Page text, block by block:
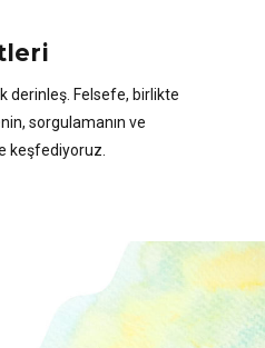
derinleş. Felsefe, birlikte
sorgulamanın ve
keşfediyoruz.